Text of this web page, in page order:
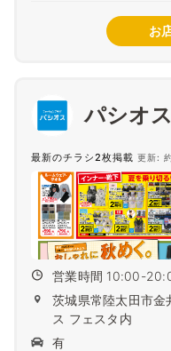
お
パシオ
最新のチラシ2枚掲載 更新:
営業時間 10:00-
茨城県常陸太田市
ス フェスタ内
有